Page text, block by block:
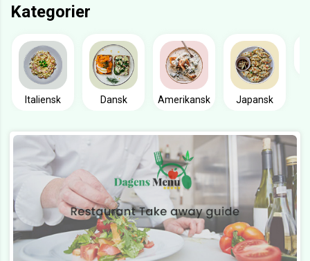
Kategorier
Italiensk Dansk Amerikansk Japansk